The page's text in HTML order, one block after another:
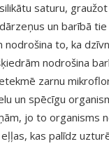
saturu,
un barībā tie
to, ka
nodrošina
zarnu
un spēcīgu
jo to organisms
kas palīdz